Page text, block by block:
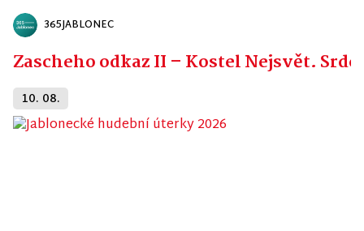
365JABLONEC
Zascheho odkaz II – Kostel Nejsvět.
10. 08.